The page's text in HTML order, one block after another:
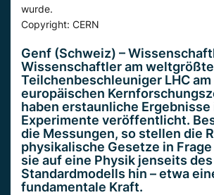
wurde.
Copyright: CERN
Genf (Schweiz) –
Wissenschaftler am
Teilchenbeschleuniger LHC am
europäischen
haben erstaunliche Ergebnisse
Experimente veröffentlicht.
die Messungen, so stellen die
physikalische Gesetze in
sie auf eine Physik jenseits des
Standardmodells hin – etwa
fundamentale Kraft.